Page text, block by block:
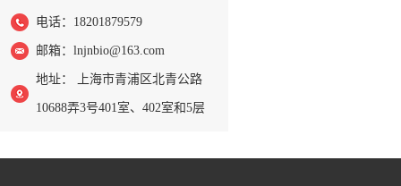
电话：18201879579
邮箱： lnjnbio@163.com
地址： 上海市青浦区北青公路
10688弄3号401室、402室和5层